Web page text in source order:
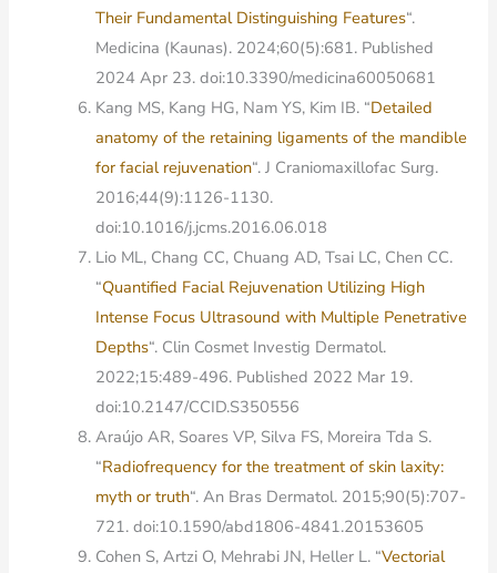
Their Fundamental Distinguishing Features“.
Medicina (Kaunas). 2024;60(5):681. Published
2024 Apr 23. doi:10.3390/medicina60050681
Kang MS, Kang HG, Nam YS, Kim IB. “Detailed
anatomy of the retaining ligaments of the mandible
for facial rejuvenation“. J Craniomaxillofac Surg.
2016;44(9):1126-1130.
doi:10.1016/j.jcms.2016.06.018
Lio ML, Chang CC, Chuang AD, Tsai LC, Chen CC.
“Quantified Facial Rejuvenation Utilizing High
Intense Focus Ultrasound with Multiple Penetrative
Depths“. Clin Cosmet Investig Dermatol.
2022;15:489-496. Published 2022 Mar 19.
doi:10.2147/CCID.S350556
Araújo AR, Soares VP, Silva FS, Moreira Tda S.
“Radiofrequency for the treatment of skin laxity:
myth or truth“. An Bras Dermatol. 2015;90(5):707-
721. doi:10.1590/abd1806-4841.20153605
Cohen S, Artzi O, Mehrabi JN, Heller L. “Vectorial